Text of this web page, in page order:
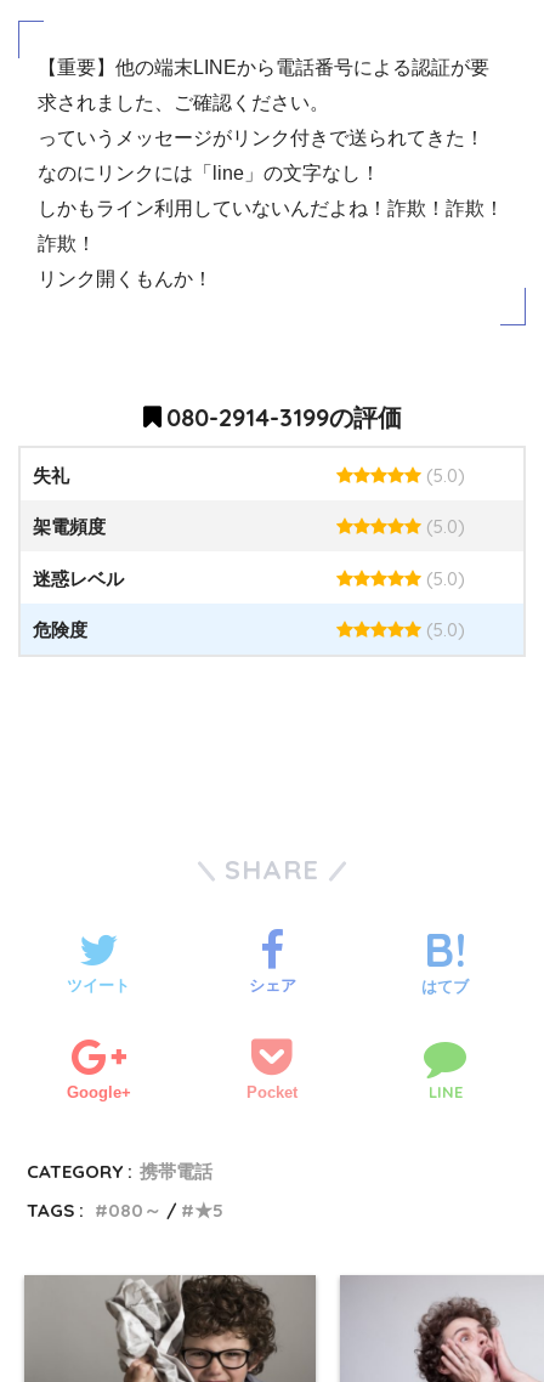
【重要】他の端末LINEから電話番号による認証が要
求されました、ご確認ください。
っていうメッセージがリンク付きで送られてきた！
なのにリンクには「line」の文字なし！
しかもライン利用していないんだよね！詐欺！詐欺！
詐欺！
リンク開くもんか！
080-2914-3199の評価
失礼 (5.0)
架電頻度 (5.0)
迷惑レベル (5.0)
危険度 (5.0)
SHARE
ツイート シェア はてブ
Google+ Pocket LINE
CATEGORY : 携帯電話
TAGS :
080～ ★5